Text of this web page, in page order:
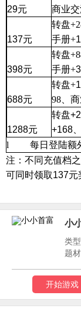
29元
商业
137元
转盘+2
手册+
398元
转盘
手册+
688元
转盘+
98
1288元
转盘
+168
l
每日登陆额
注：不同充值档
可同时领取137元
小
类
题材
开始游戏